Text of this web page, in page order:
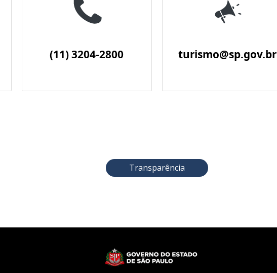
(11) 3204-2800 turismo@sp.gov.br
Transparência